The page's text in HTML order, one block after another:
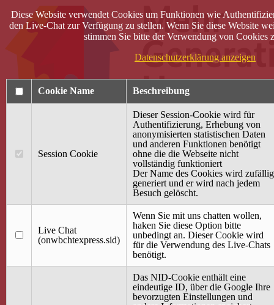
40 Jahre Mütterzentrum
Terminkalender
Gemeinsam aktiv
Gemeinsam unterwegs
wirFAIRändern
Angebot / Kurs suchen
Diese Website verwendet Cookies um Funktionen wie
den Live-Chat zur Verfügung zu stellen. Wenn Sie diese Website
stimmen Sie bitte der Verwendung von Cookies
Datenschutzerklärung anzeigen
Cookie Name Beschreibung
Session Cookie
Dieser Session-Cookie wird für
Authentifizierung, Erhebung von
anonymisierten statistischen Daten
und anderen Funktionen benötigt
ohne die die Webseite nicht
vollständig funktioniert
Der Name des Cookies wird zufällig
generiert und er wird nach jedem
Besuch gelöscht.
Live Chat
(onwbchtexpress.sid)
Wenn Sie mit uns chatten wollen,
haken Sie diese Option bitte
unbedingt an. Dieser Cookie wird
für die Verwendung des Live-Chats
benötigt.
Das NID-Cookie enthält eine
eindeutige ID, über die Google Ihre
bevorzugten Einstellungen und